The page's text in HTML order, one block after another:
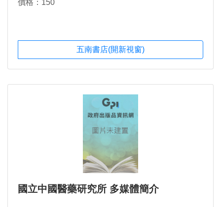
價格：150
五南書店(開新視窗)
國立中國醫藥研究所 多媒體簡介